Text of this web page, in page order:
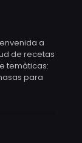
a
de recetas
temáticas:
para